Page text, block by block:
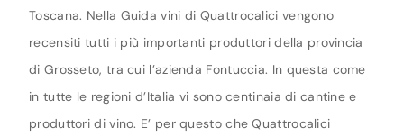
Toscana. Nella Guida vini di Quattrocalici vengono
recensiti tutti i più importanti produttori della provincia
di Grosseto, tra cui l’azienda Fontuccia. In questa come
in tutte le regioni d’Italia vi sono centinaia di cantine e
produttori di vino. E’ per questo che Quattrocalici